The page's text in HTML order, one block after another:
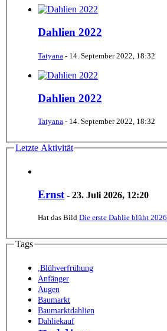
Dahlien 2022
Tatyana - 14. September 2022, 18:32
Dahlien 2022
Tatyana - 14. September 2022, 18:32
Letzte Aktivität
Ernst - 23. Juli 2026, 12:20
Hat das Bild Die erste Dahlie blüht 2026
Tags
,Blühverfrühung
Anfänger
Augen
Baumarkt
Baumarktdahlien
Dahliekauf